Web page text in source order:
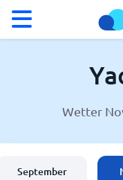
Wetter in Yaounde
Wetter
September